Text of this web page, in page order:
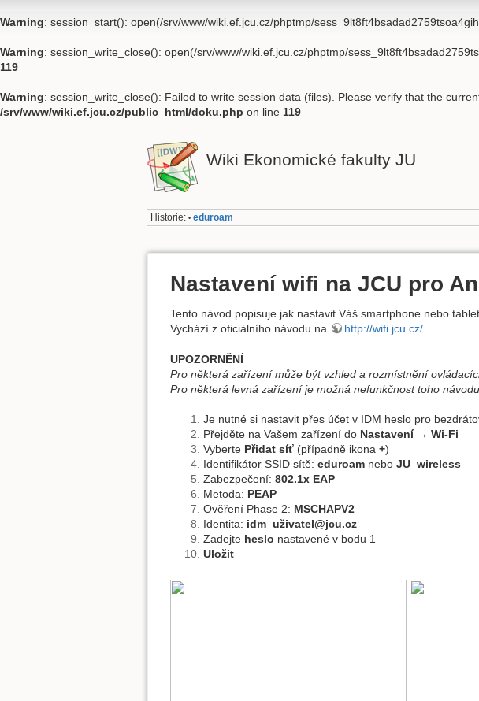
Warning: session_start(): open(/srv/www/wiki.ef.jcu.cz/phptmp/
Warning: session_write_close(): open(/srv/www/wiki.ef.jcu.cz/phptmp/
119
Warning: session_write_close(): Failed to write session data (files). Please verify that the
/srv/www/wiki.ef.jcu.cz/public_html/doku.php on line 119
Wiki Ekonomické fakulty JU
Historie: • eduroam
Nastavení wifi na JCU pro
Tento návod popisuje jak nastavit Váš smartphone nebo
Vychází z oficiálního návodu na
http://wifi.jcu.cz/
UPOZORNĚNÍ
Pro některá zařízení může být vzhled a rozmístnění
Pro některá levná zařízení je možná nefunkčnost toho návodu.
Je nutné si nastavit přes účet v IDM heslo pro
Přejděte na Vašem zařízení do Nastavení→ Wi-Fi
Vyberte Přidat síť (případně ikona +)
Identifikátor SSID sítě: eduroam nebo JU_wireless
Zabezpečení: 802.1x EAP
Metoda: PEAP
Ověření Phase 2: MSCHAPV2
Identita: idm_uživatel@jcu.cz
Zadejte heslo nastavené v bodu 1
Uložit